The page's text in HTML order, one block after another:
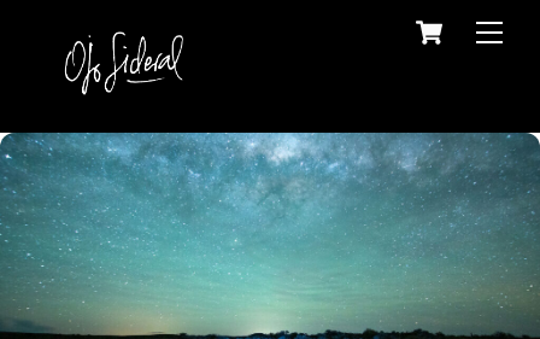
content
Cart